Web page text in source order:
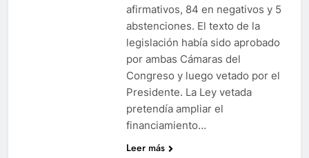
afirmativos, 84 en negativos y 5
abstenciones. El texto de la
legislación había sido aprobado
por ambas Cámaras del
Congreso y luego vetado por el
Presidente. La Ley vetada
pretendía ampliar el
financiamiento…
Leer más